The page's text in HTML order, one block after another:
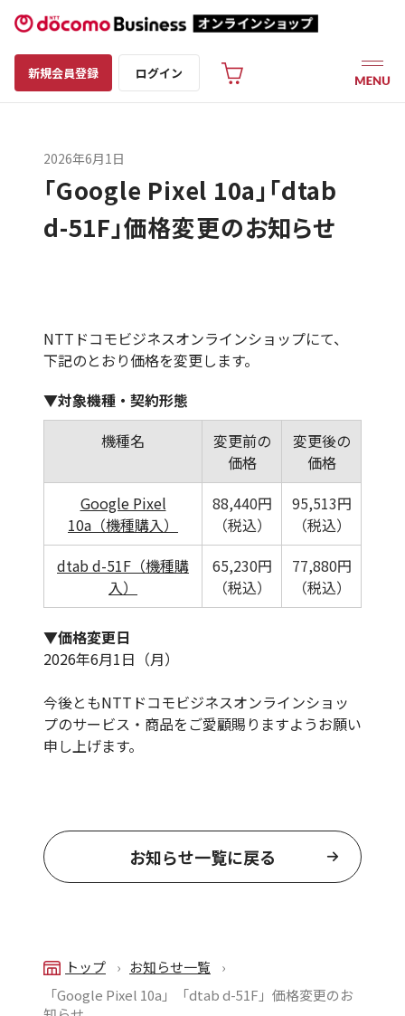
新規会員登録 ログイン
2026年6月1日
「Google Pixel 10a」「dtab
d-51F」価格変更のお知らせ
NTTドコモビジネスオンラインショップにて、
下記のとおり価格を変更します。
▼対象機種・契約形態
機種名
変更前の
価格
変更後の
価格
Google Pixel
10a（機種購入）
88,440円
（税込）
95,513円
（税込）
dtab d-51F（機種購
入）
65,230円
（税込）
77,880円
（税込）
▼価格変更日
2026年6月1日（月）
今後ともNTTドコモビジネスオンラインショッ
プのサービス・商品をご愛顧賜りますようお願い
申し上げます。
お知らせ一覧に戻る
トップ
お知らせ一覧
「Google Pixel 10a」「dtab d-51F」価格変更のお